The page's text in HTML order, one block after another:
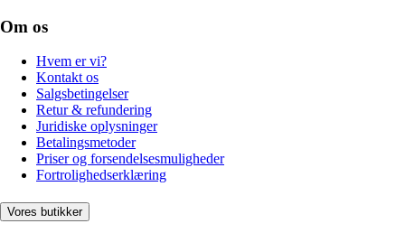
Om os
Hvem er vi?
Kontakt os
Salgsbetingelser
Retur & refundering
Juridiske oplysninger
Betalingsmetoder
Priser og forsendelsesmuligheder
Fortrolighedserklæring
Vores butikker